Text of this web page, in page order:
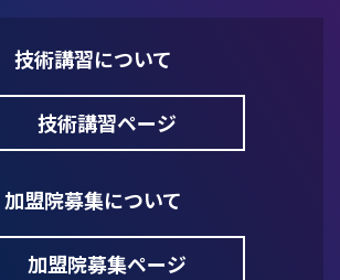
技術講習について
技術講習ページ
加盟院募集について
加盟院募集ページ